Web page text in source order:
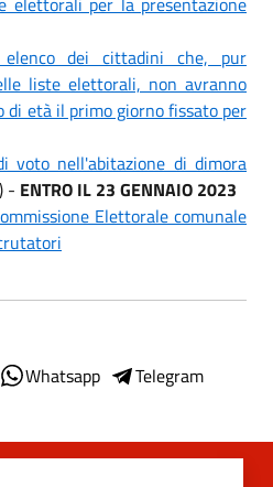
dei cittadini che, pur
liste elettorali, non avranno
di età il primo giorno fissato per
voto nell'abitazione di dimora
) - ENTRO IL 23 GENNAIO 2023
Elettorale comunale
Whatsapp
Telegram